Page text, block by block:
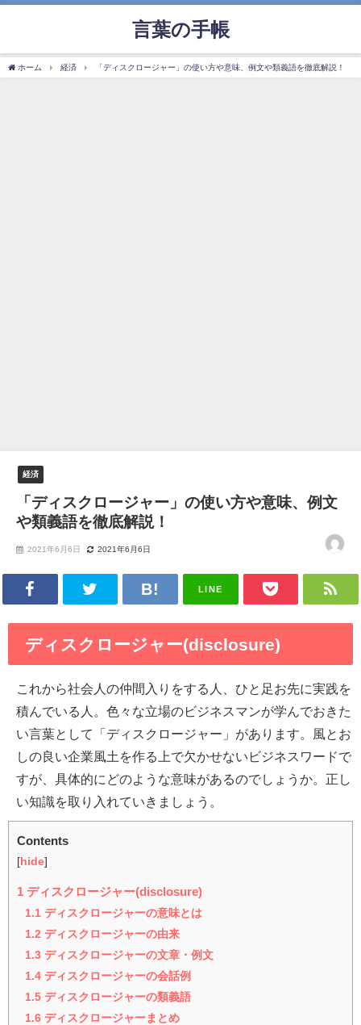
言葉の手帳
ホーム 経済 「ディスクロージャー」の使い方や意味、例文や類義語を徹底解説！
経済
「ディスクロージャー」の使い方や意味、例文
や類義語を徹底解説！
2021年6月6日 2021年6月6日
LINE
ディスクロージャー(disclosure)
これから社会人の仲間入りをする人、ひと足お先に実践を
積んでいる人。色々な立場のビジネスマンが学んでおきた
い言葉として「ディスクロージャー」があります。風とお
しの良い企業風土を作る上で欠かせないビジネスワードで
すが、具体的にどのような意味があるのでしょうか。正し
い知識を取り入れていきましょう。
Contents
[ hide]
1 ディスクロージャー(disclosure)
1.1 ディスクロージャーの意味とは
1.2 ディスクロージャーの由来
1.3 ディスクロージャーの文章・例文
1.4 ディスクロージャーの会話例
1.5 ディスクロージャーの類義語
1.6 ディスクロージャーまとめ